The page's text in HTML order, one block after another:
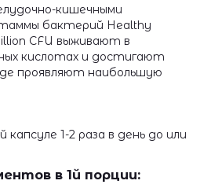
кишечными
бактерий Healthy
CFU выживают в
кислотах и ​​достигают
проявляют наибольшую
1-2 раза в день до или
в 1й порции: